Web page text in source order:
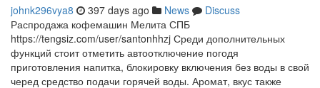
johnk296vya8 397 days ago News
Discuss
Распродажа кофемашин Мелита СПБ
https://tengsiz.com/user/santonhhzj Среди дополнительных
функций стоит отметить автоотключение погодя
приготовления напитка, блокировку включения без воды в свой
черед средство подачи горячей воды. Аромат, вкус также